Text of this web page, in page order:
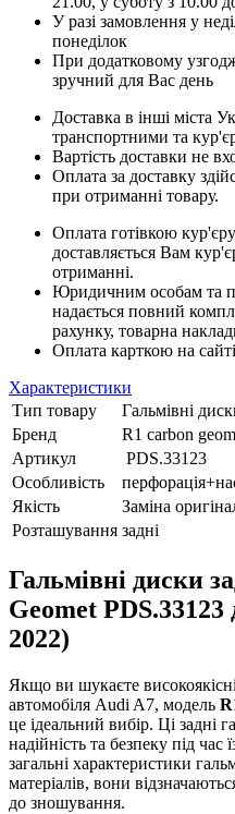
У разі замовлення у
понеділок
При додатковому
зручний для Вас день
Доставка в інші міста
транспортними та
Вартість доставки не
Оплата за доставку
при отриманні товару.
Оплата готівкою
доставляється Вам
отриманні.
Юридичним особам та
надається повний
рахунку, товарна
Оплата карткою на сайті
Характеристики
Тип товару
Гальмівні
Бренд
R1 carbon
Артикул
PDS.33123
Особливість
Якість
Заміна
Розташування задні
Гальмівні диски
Geomet
2022)
Якщо ви шукаєте
автомобіля Audi A7, модель
це ідеальний вибір. Ці задні
надійність та безпеку під
загальні характеристики
матеріалів, вони
до зношування.